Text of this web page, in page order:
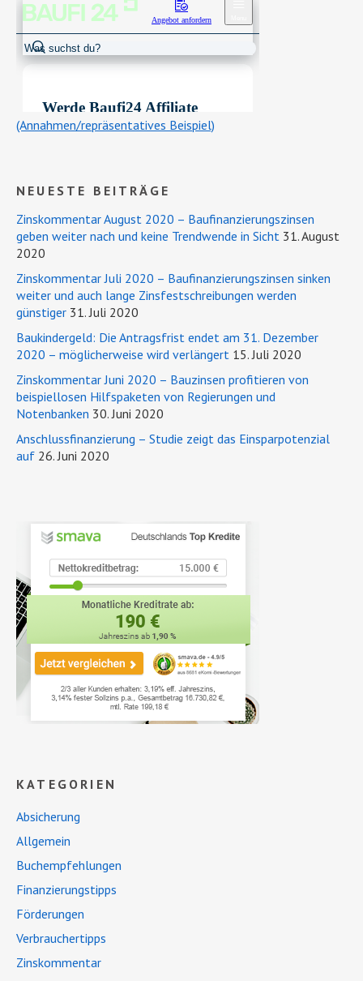
(Annahmen/repräsentatives Beispiel)
NEUESTE BEITRÄGE
Zinskommentar August 2020 – Baufinanzierungszinsen
geben weiter nach und keine Trendwende in Sicht 31. August
2020
Zinskommentar Juli 2020 – Baufinanzierungszinsen sinken
weiter und auch lange Zinsfestschreibungen werden
günstiger 31. Juli 2020
Baukindergeld: Die Antragsfrist endet am 31. Dezember
2020 – möglicherweise wird verlängert 15. Juli 2020
Zinskommentar Juni 2020 – Bauzinsen profitieren von
beispiellosen Hilfspaketen von Regierungen und
Notenbanken 30. Juni 2020
Anschlussfinanzierung – Studie zeigt das Einsparpotenzial
auf 26. Juni 2020
KATEGORIEN
Absicherung
Allgemein
Buchempfehlungen
Finanzierungstipps
Förderungen
Verbrauchertipps
Zinskommentar